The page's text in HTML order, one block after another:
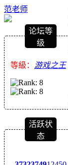
范老师
论坛等
级
等級： 游戏之王
活跃状
态